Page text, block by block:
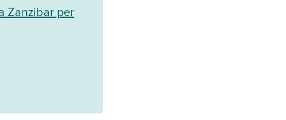
Zanzibar per